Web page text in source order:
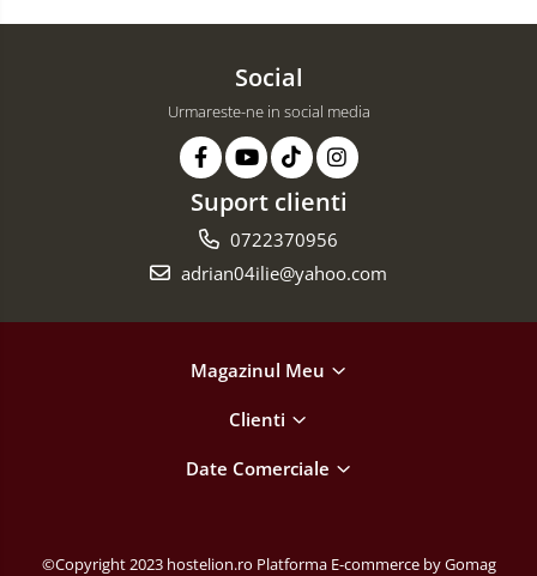
Social
Urmareste-ne in social media
Suport clienti
0722370956
adrian04ilie@yahoo.com
Magazinul Meu
Clienti
Date Comerciale
©Copyright 2023 hostelion.ro Platforma E-commerce by Gomag